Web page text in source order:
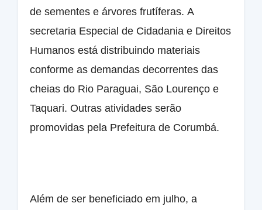
de sementes e árvores frutíferas. A
secretaria Especial de Cidadania e Direitos
Humanos está distribuindo materiais
conforme as demandas decorrentes das
cheias do Rio Paraguai, São Lourenço e
Taquari. Outras atividades serão
promovidas pela Prefeitura de Corumbá.
Além de ser beneficiado em julho, a